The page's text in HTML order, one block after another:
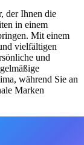
der Ihnen die
in einem
Mit einem
vielfältigen
und
während Sie an
Marken